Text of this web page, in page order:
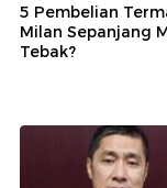
5 Pembelian
Milan Sepanjang
Tebak?